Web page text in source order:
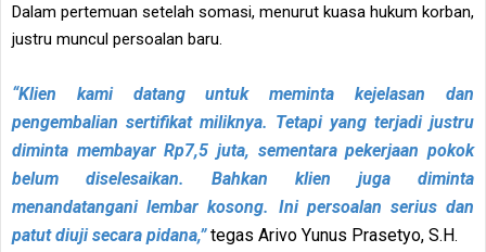
Dalam pertemuan setelah somasi, menurut kuasa hukum korban,
justru muncul persoalan baru.
“Klien kami datang untuk meminta kejelasan dan
pengembalian sertifikat miliknya. Tetapi yang terjadi justru
diminta membayar Rp7,5 juta, sementara pekerjaan pokok
belum diselesaikan. Bahkan klien juga diminta
menandatangani lembar kosong. Ini persoalan serius dan
patut diuji secara pidana,”tegas Arivo Yunus Prasetyo, S.H.